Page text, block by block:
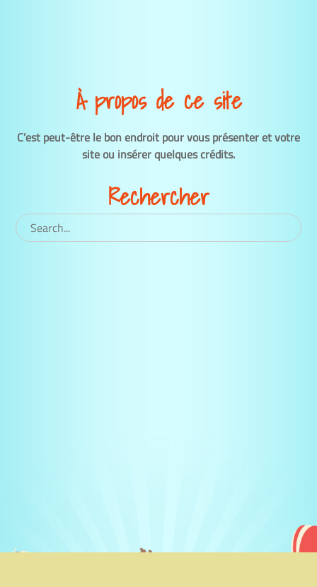
À propos de ce site
C’est peut-être le bon endroit pour vous présenter et votre
site ou insérer quelques crédits.
Rechercher